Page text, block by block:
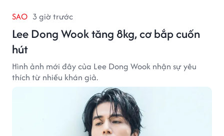
SAO 3 giờ trước
Lee Dong Wook tăng 8kg, cơ bắp cuốn
hút
Hình ảnh mới đây của Lee Dong Wook nhận sự yêu
thích từ nhiều khán giả.